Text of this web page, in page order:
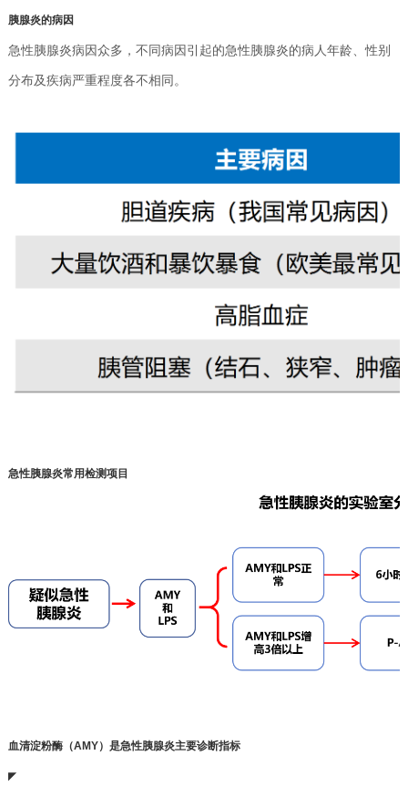
胰腺炎的病因
急性胰腺炎病因众多，不同病因引起的急性胰腺炎的病人年龄、性别
分布及疾病严重程度各不相同。
急性胰腺炎常用检测项目
血清淀粉酶（AMY）是急性胰腺炎主要诊断指标
◤